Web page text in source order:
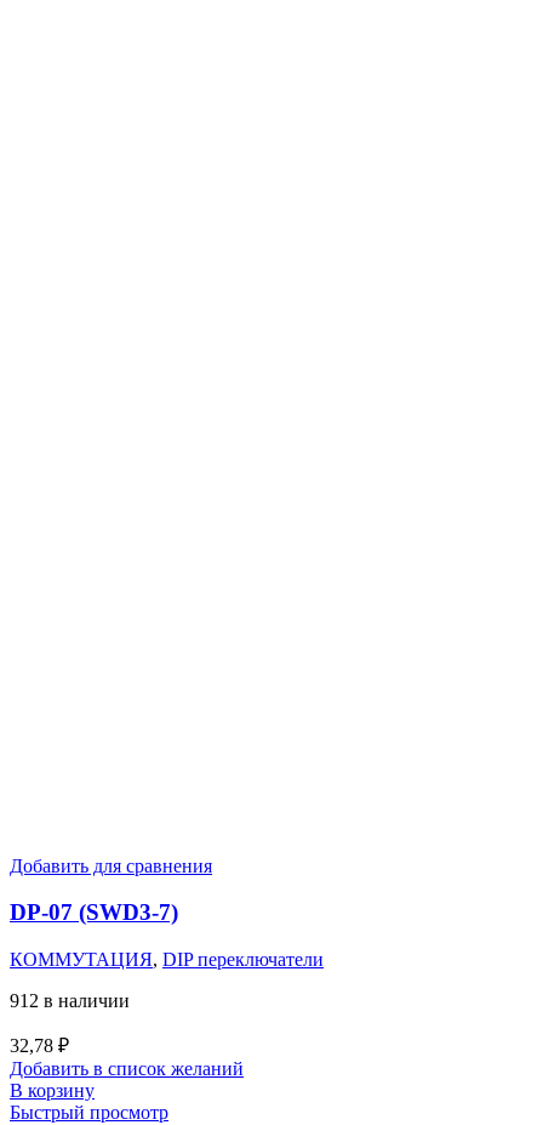
Добавить для сравнения
DP-07 (SWD3-7)
КОММУТАЦИЯ, DIP переключатели
912 в наличии
32,78 ₽
Добавить в список желаний
В корзину
Быстрый просмотр